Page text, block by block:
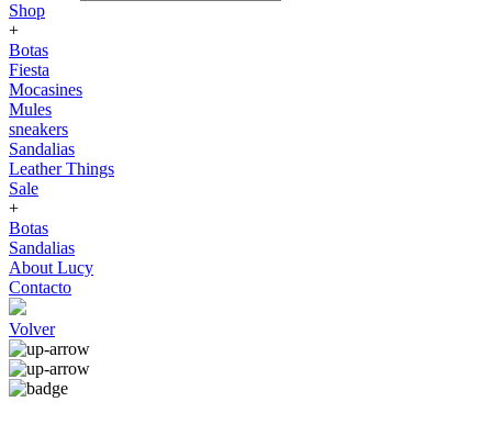
Shop
+
Botas
Fiesta
Mocasines
Mules
sneakers
Sandalias
Leather Things
Sale
+
Botas
Sandalias
About Lucy
Contacto
Volver